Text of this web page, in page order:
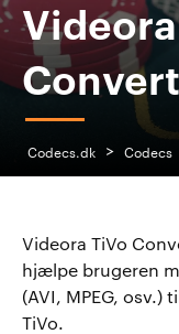
Codecs.dk > Codecs
Videora TiVo
hjælpe brugeren
(AVI, MPEG, osv.)
TiVo.